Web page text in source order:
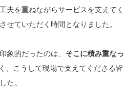
夫を重ねながらサービスを支えてく
せていただく時間となりました。
象的だったのは、 そこに積み重なっ
、こうして現場で支えてくださる皆
た。